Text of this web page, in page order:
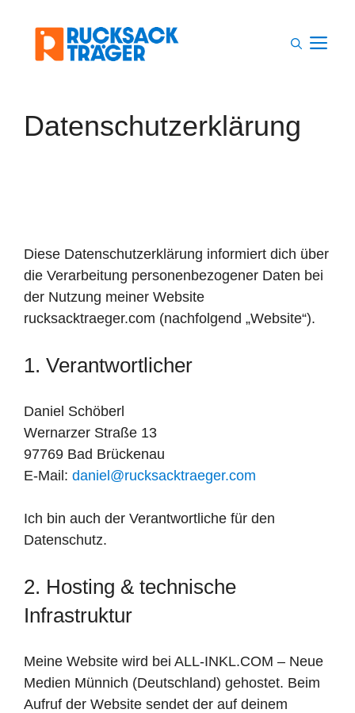
springen
Datenschutzerklärung
Diese Datenschutzerklärung informiert dich über
die Verarbeitung personenbezogener Daten bei
der Nutzung meiner Website
rucksacktraeger.com (nachfolgend „Website“).
1. Verantwortlicher
Daniel Schöberl
Wernarzer Straße 13
97769 Bad Brückenau
E-Mail: daniel@rucksacktraeger.com
Ich bin auch der Verantwortliche für den
Datenschutz.
2. Hosting & technische
Infrastruktur
Meine Website wird bei ALL-INKL.COM – Neue
Medien Münnich (Deutschland) gehostet. Beim
Aufruf der Website sendet der auf deinem